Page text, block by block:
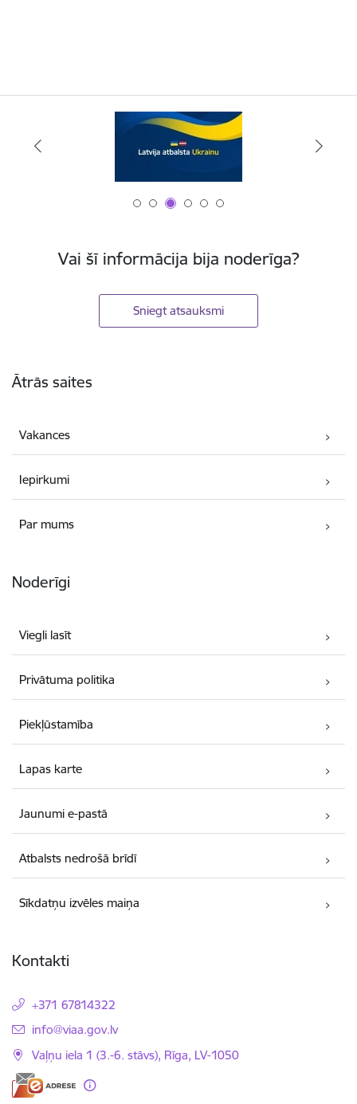
Vai šī informācija bija noderīga?
Sniegt atsauksmi
Ātrās saites
Vakances
Iepirkumi
Par mums
Noderīgi
Viegli lasīt
Privātuma politika
Piekļūstamība
Lapas karte
Jaunumi e-pastā
Atbalsts nedrošā brīdī
Sīkdatņu izvēles maiņa
Kontakti
+371 67814322
E-pasts:
info@viaa.gov.lv
Vaļņu iela 1 (3.-6. stāvs), Rīga, LV-1050